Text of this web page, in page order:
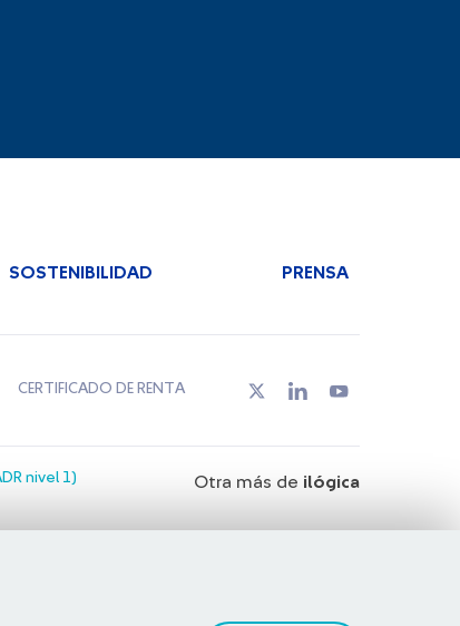
SOSTENIBILIDAD PRENSA
CERTIFICADO DE RENTA
nivel 1) Otra más de ilógica